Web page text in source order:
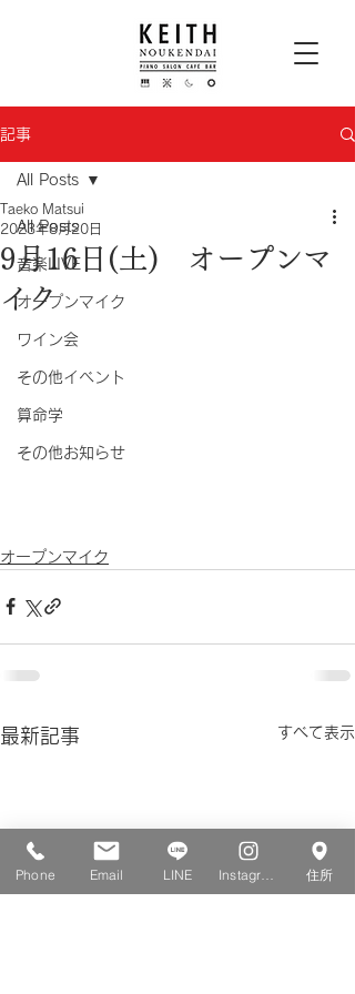
記事
All Posts
音楽LIVE
オープンマイク
ワイン会
その他イベント
算命学
その他お知らせ
All Posts
9月16日(土) オープンマ
イク
Taeko Matsui
2023年8月20日
オープンマイク
最新記事 すべて表示
Phone Email LINE 住所